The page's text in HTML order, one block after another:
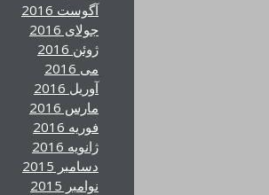
آگوست 2016
جولای 2016
ژوئن 2016
می 2016
آوریل 2016
مارس 2016
فوریه 2016
ژانویه 2016
دسامبر 2015
نوامبر 2015